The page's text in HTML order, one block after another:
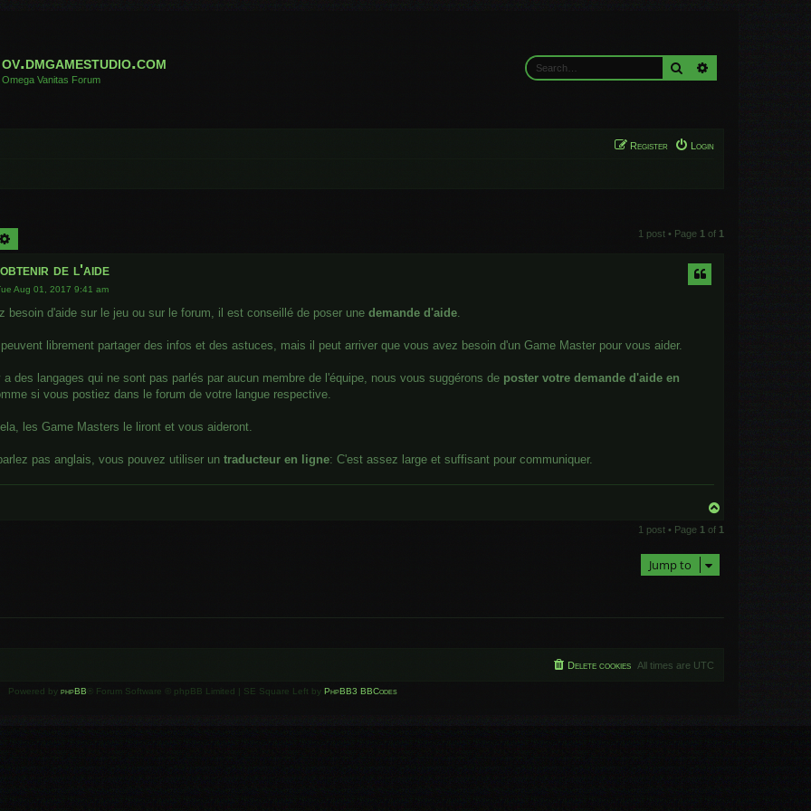
ov.dmgamestudio.com
Omega Vanitas Forum
Search
Login
Register
1 post • Page 1 of 1
obtenir de l'aide
Aug 01, 2017 9:41 am
besoin d'aide sur le jeu ou sur le forum, il est conseillé de poser unedemande d'aide.
librement partager des infos et des astuces, mais il peut arriver que vous avez besoin d'un Game Master pour vous aider.
a des langages qui ne sont pas parlés par aucun membre de l'équipe, nous vous suggérons de poster votre demande d'aide en
si vous postiez dans le forum de votre langue respective.
les Game Masters le liront et vous aideront.
pas anglais, vous pouvez utiliser untraducteur en ligne: C'est assez large et suffisant pour communiquer.
p
1 post • Page 1 of 1
Jump to
All times are UTC
Delete cookies
Powered by phpBB ® Forum Software © phpBB Limited | SE Square Left by PhpBB3 BBCodes